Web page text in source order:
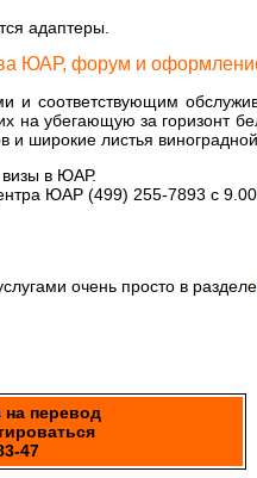
адаптеры.
ЮАР, форум и
и соответствующим
убегающую за горизонт
широкие листья
в ЮАР.
ЮАР (499) 255-7893 с
очень просто в разделе
на перевод
47